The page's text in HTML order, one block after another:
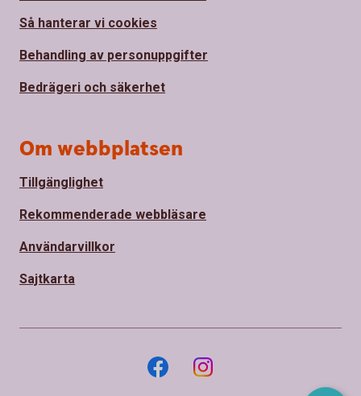
Så hanterar vi cookies
Behandling av personuppgifter
Bedrägeri och säkerhet
Om webbplatsen
Tillgänglighet
Rekommenderade webbläsare
Användarvillkor
Sajtkarta